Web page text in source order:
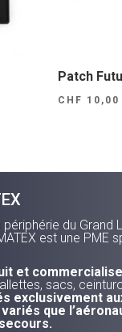
Patch
CHF 10,00
du Grand
est une PME
et
sacs,
exclusivement
que